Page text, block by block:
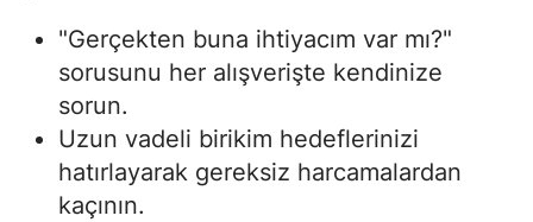
Uşak
Yozgat
"Gerçekten buna ihtiyacım var mı?"
sorusunu her alışverişte kendinize
sorun.
Uzun vadeli birikim hedeflerinizi
hatırlayarak gereksiz harcamalardan
kaçının.